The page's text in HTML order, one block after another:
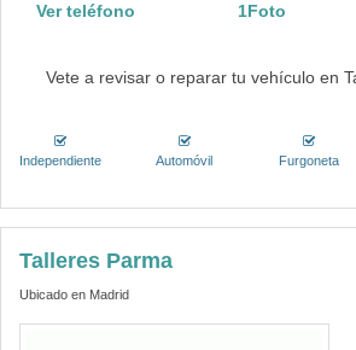
Ver teléfono 1Foto
Vete a revisar o reparar tu vehículo en
Independiente Automóvil Furgoneta
Talleres Parma
Ubicado en Madrid